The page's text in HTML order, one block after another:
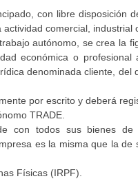
con libre disposición
comercial, industrial
autónomo, se crea la
económica o
denominada cliente, del
por escrito y deberá
TRADE.
con todos sus bienes
es la misma que la
Físicas (IRPF).